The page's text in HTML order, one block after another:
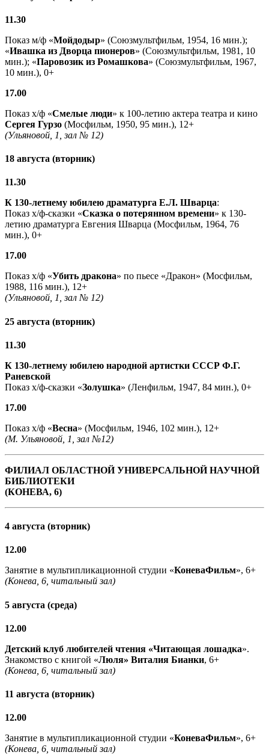
11.30
Показ м/ф «Мойдодыр» (Союзмультфильм, 1954, 16 мин.);
«Ивашка из Дворца пионеров» (Союзмультфильм, 1981, 10
мин.); «Паровозик из Ромашкова» (Союзмультфильм, 1967,
10 мин.), 0+
17.00
Показ х/ф «Смелые люди» к 100-летию актера театра и кино
Сергея Гурзо (Мосфильм, 1950, 95 мин.), 12+
(Ульяновой, 1, зал № 12)
18 августа (вторник)
11.30
К 130-летнему юбилею драматурга Е.Л. Шварца:
Показ х/ф-сказки «Сказка о потерянном времени» к 130-
летию драматурга Евгения Шварца (Мосфильм, 1964, 76
мин.), 0+
17.00
Показ х/ф «Убить дракона» по пьесе «Дракон» (Мосфильм,
1988, 116 мин.), 12+
(Ульяновой, 1, зал № 12)
25 августа (вторник)
11.30
К 130-летнему юбилею народной артистки СССР Ф.Г.
Раневской
Показ х/ф-сказки «Золушка» (Ленфильм, 1947, 84 мин.), 0+
17.00
Показ х/ф «Весна» (Мосфильм, 1946, 102 мин.), 12+
(М. Ульяновой, 1, зал №12)
ФИЛИАЛ ОБЛАСТНОЙ УНИВЕРСАЛЬНОЙ НАУЧНОЙ
БИБЛИОТЕКИ
(КОНЕВА, 6)
4 августа (вторник)
12.00
Занятие в мультипликационной студии «КоневаФильм», 6+
(Конева, 6, читальный зал)
5 августа (среда)
12.00
Детский клуб любителей чтения «Читающая лошадка».
Знакомство с книгой «Люля» Виталия Бианки, 6+
(Конева, 6, читальный зал)
11 августа (вторник)
12.00
Занятие в мультипликационной студии «КоневаФильм», 6+
(Конева, 6, читальный зал)